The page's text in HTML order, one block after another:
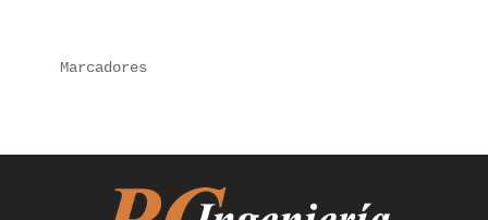
Marcadores